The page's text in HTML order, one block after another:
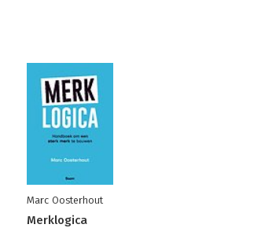
Marc Oosterhout
Merklogica